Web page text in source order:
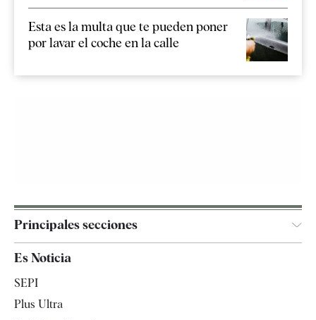
Esta es la multa que te pueden poner
por lavar el coche en la calle
Principales secciones
España
Es Noticia
SEPI
Plus Ultra